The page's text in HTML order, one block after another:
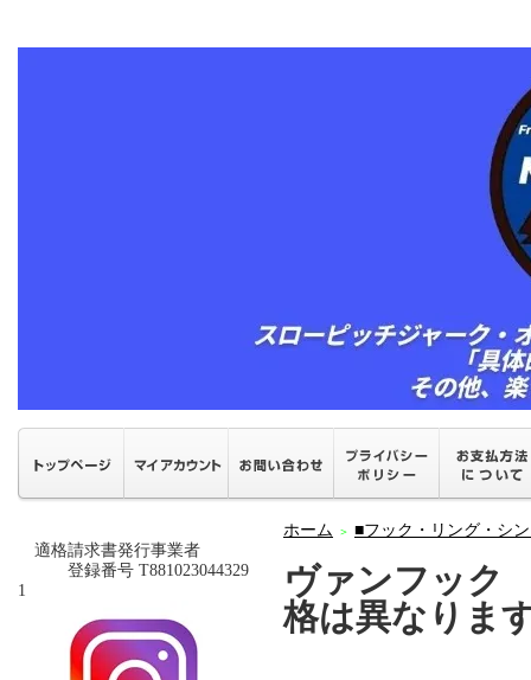
適格請求書発行事業者
登録番号 T881023044329
1
ホーム ＞ ■フック・リング・シ
ヴァンフッ
格は異なりま